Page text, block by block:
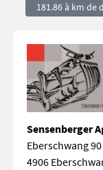
181.86 à km de
Sensenberger
Eberschwang 90
4906